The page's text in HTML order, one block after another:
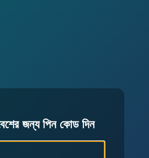
জন্য পিন কোড দিন